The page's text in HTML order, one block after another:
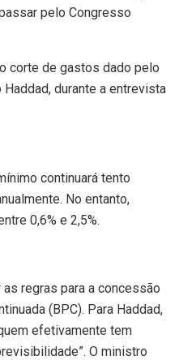
pelo Congresso
corte de gastos dado pelo
durante a entrevista
continuará tento
No entanto,
0,6% e 2,5%.
regras para a concessão
(BPC). Para Haddad,
efetivamente tem
O ministro